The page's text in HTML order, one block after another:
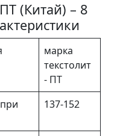
(Китай) – 8
марка
текстолит
- ПТ
137-152